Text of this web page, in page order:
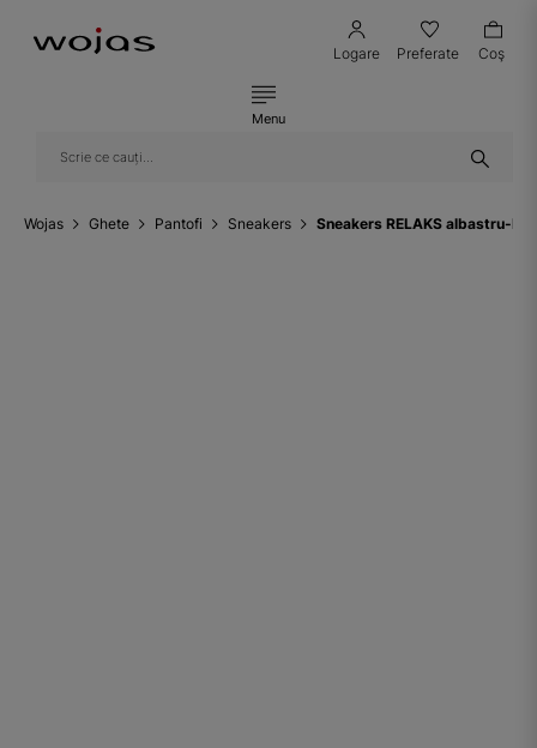
Logare Preferate Coş
Menu
Wojas Ghete Pantofi Sneakers Sneakers RELAKS albastru-